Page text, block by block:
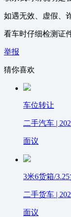
如遇无效、虚假、
看车时仔细检测证
举报
猜你喜欢
车位转让
二手汽车 |
面议
3米6货箱/
二手货车 |
面议